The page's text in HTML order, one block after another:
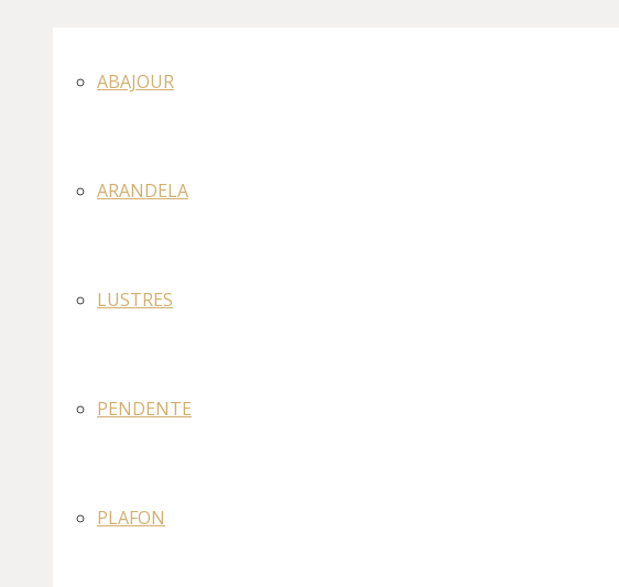
ABAJOUR
ARANDELA
LUSTRES
PENDENTE
PLAFON